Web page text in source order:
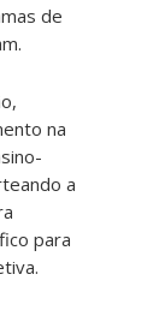
de
na
a
para